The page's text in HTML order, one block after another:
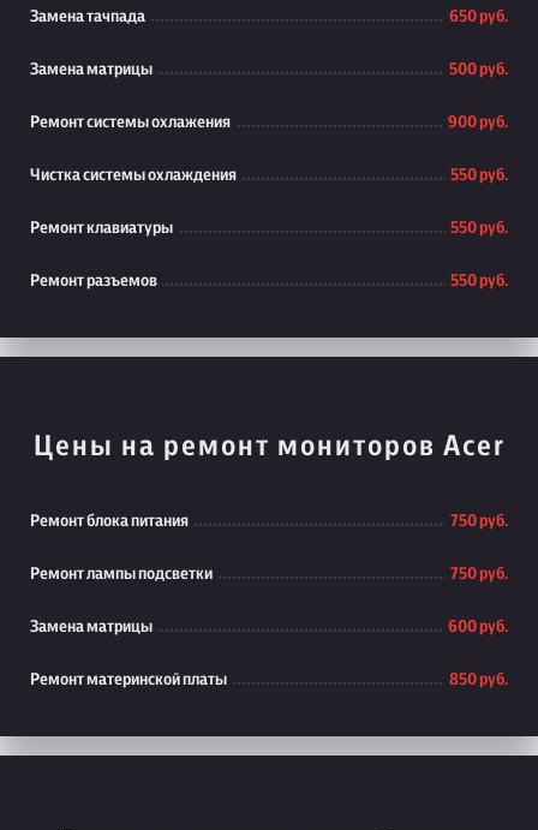
Замена тачпада 650 руб.
Замена матрицы 500 руб.
Ремонт системы охлажения 900 руб.
Чистка системы охлаждения 550 руб.
Ремонт клавиатуры 550 руб.
Ремонт разъемов 550 руб.
Цены на ремонт мониторов Acer
Ремонт блока питания 750 руб.
Ремонт лампы подсветки 750 руб.
Замена матрицы 600 руб.
Ремонт материнской платы 850 руб.